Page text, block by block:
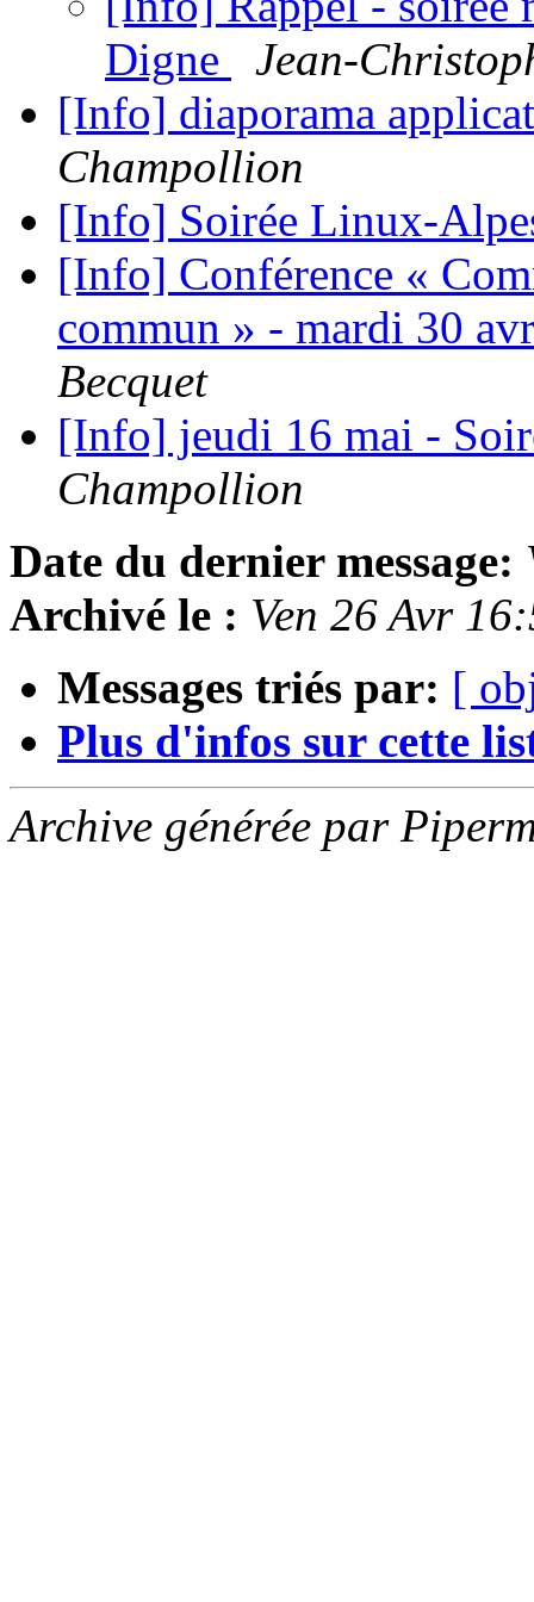
Digne
Jean-
[Info] diaporama
Champollion
[Info] Soirée Linux-
[Info] Conférence «
commun » - mardi 30
Becquet
[Info] jeudi 16 mai -
Champollion
Date du dernier message:
Archivé le : Ven 26 Avr
Messages triés par: [
Plus d'infos sur cette
Archive générée par